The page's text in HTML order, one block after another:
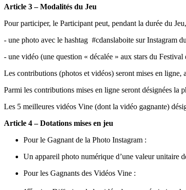
Article 3 – Modalités du Jeu
Pour participer, le Participant peut, pendant la durée du
- une photo avec le hashtag #cdanslaboite sur Instagram
- une vidéo (une question « décalée » aux stars du
Les contributions (photos et vidéos) seront mises en
Parmi les contributions mises en ligne seront désignées la
Les 5 meilleures vidéos Vine (dont la vidéo gagnante)
Article 4 – Dotations mises en jeu
Pour le Gagnant de la Photo Instagram :
Un appareil photo numérique d’une valeur unitaire
Pour les Gagnants des Vidéos Vine :